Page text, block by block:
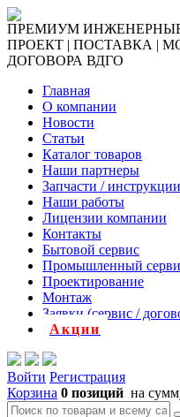
ПРЕМИУМ
ПРОЕКТ | ПОСТАВКА |
ДОГОВОРА ВДГО
Главная
О компании
Новости
Статьи
Каталог товаров
Наши партнеры
Запчасти / инструкции
Наши работы
Лицензии компании
Контакты
Бытовой сервис
Промышленный
Проектирование
Монтаж
Заявки (сервис /
Акции
Войти Регистрация
Корзина 0 позиций на